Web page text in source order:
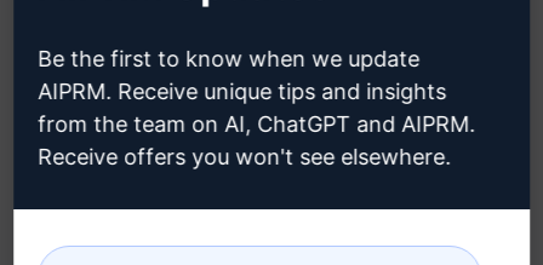
Datenschutzbestimmungen
(en)
Richtlinien zur
akzeptablen Nutzung
Wie installieren?
Google Chrome
Microsoft Edge
Be the first to know when we update
AIPRM. Receive unique tips and insights
from the team on AI, ChatGPT and AIPRM.
Receive offers you won't see elsewhere.